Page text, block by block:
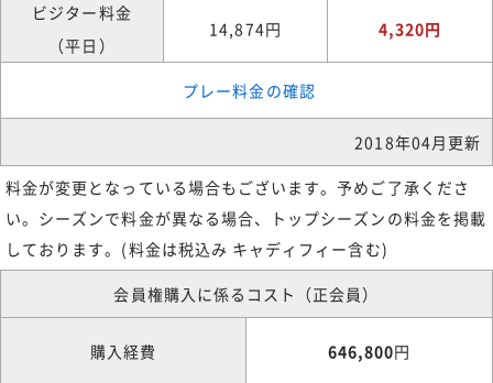
ビジター料金
（平日）
14,874円 4,320円
プレー料金の確認
2018年04月更新
料金が変更となっている場合もございます。予めご了承くださ
い。シーズンで料金が異なる場合、トップシーズンの料金を掲載
しております。(料金は税込み キャディフィー含む)
会員権購入に係るコスト（正会員）
購入経費 646,800円